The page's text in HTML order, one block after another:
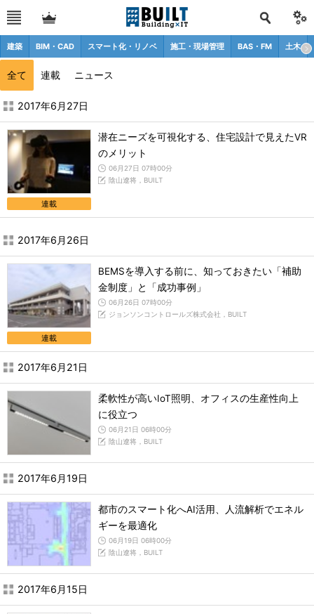
建築 BIM・CAD スマート化・リノベ 施工・現場管理 BAS・FM 土木
全て 連載 ニュース
2017年6月の記事一覧 - BUILT
2017年6月27日
連載
潜在ニーズを可視化する、住宅設計で見えたVR
のメリット
06月27日 07時00分
陰山遼将，BUILT
2017年6月26日
連載
BEMSを導入する前に、知っておきたい「補助
金制度」と「成功事例」
06月26日 07時00分
ジョンソンコントロールズ株式会社，BUILT
2017年6月21日
柔軟性が高いIoT照明、オフィスの生産性向上
に役立つ
06月21日 06時00分
陰山遼将，BUILT
2017年6月19日
都市のスマート化へAI活用、人流解析でエネル
ギーを最適化
06月19日 06時00分
陰山遼将，BUILT
2017年6月15日